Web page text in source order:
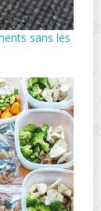
sans les